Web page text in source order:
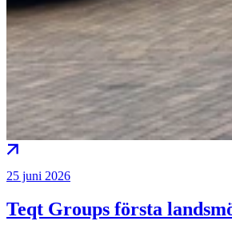
25 juni 2026
Teqt Groups första